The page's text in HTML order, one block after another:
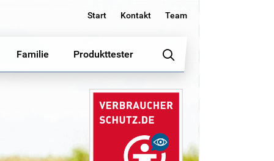
Start Kontakt Team
Familie Produkttester